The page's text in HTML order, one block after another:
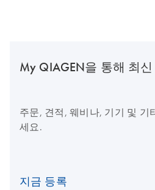
My QIAGEN을 통해 최
주문, 견적, 웨비나, 기기 및 기
세요.
지금 등록